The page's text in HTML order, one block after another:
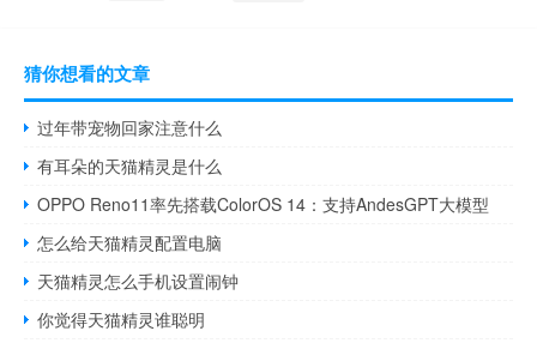
猜你想看的文章
过年带宠物回家注意什么
有耳朵的天猫精灵是什么
OPPO Reno11率先搭载ColorOS 14：支持AndesGPT大模型
怎么给天猫精灵配置电脑
天猫精灵怎么手机设置闹钟
你觉得天猫精灵谁聪明